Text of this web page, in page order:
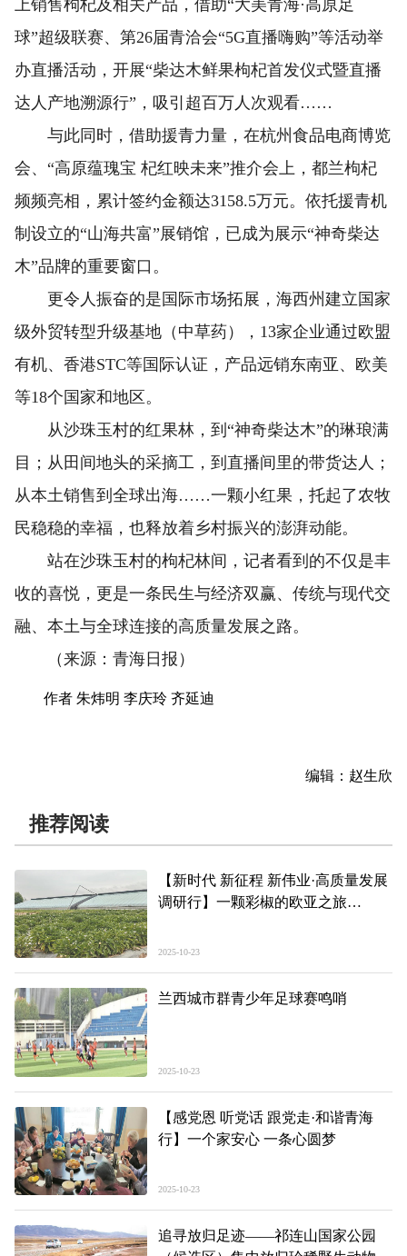
上销售枸杞及相关产品，借助“大美青海·高原足
球”超级联赛、第26届青洽会“5G直播嗨购”等活动举
办直播活动，开展“柴达木鲜果枸杞首发仪式暨直播
达人产地溯源行”，吸引超百万人次观看……
与此同时，借助援青力量，在杭州食品电商博览
会、“高原蕴瑰宝 杞红映未来”推介会上，都兰枸杞
频频亮相，累计签约金额达3158.5万元。依托援青机
制设立的“山海共富”展销馆，已成为展示“神奇柴达
木”品牌的重要窗口。
更令人振奋的是国际市场拓展，海西州建立国家
级外贸转型升级基地（中草药），13家企业通过欧盟
有机、香港STC等国际认证，产品远销东南亚、欧美
等18个国家和地区。
从沙珠玉村的红果林，到“神奇柴达木”的琳琅满
目；从田间地头的采摘工，到直播间里的带货达人；
从本土销售到全球出海……一颗小红果，托起了农牧
民稳稳的幸福，也释放着乡村振兴的澎湃动能。
站在沙珠玉村的枸杞林间，记者看到的不仅是丰
收的喜悦，更是一条民生与经济双赢、传统与现代交
融、本土与全球连接的高质量发展之路。
（来源：青海日报）
作者 朱炜明 李庆玲 齐延迪
编辑：赵生欣
推荐阅读
【新时代 新征程 新伟业·高质量发展
调研行】一颗彩椒的欧亚之旅
之七
2025-10-23
兰西城市群青少年足球赛鸣哨
2025-10-23
【感党恩 听党话 跟党走·和谐青海
行】一个家安心 一条心圆梦
2025-10-23
追寻放归足迹——祁连山国家公园